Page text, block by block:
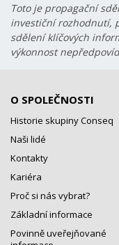
Toto je propagační
investiční rozhodnutí,
sdělení klíčových
výkonnost
O SPOLEČNOSTI
Historie skupiny Conseq
Naši lidé
Kontakty
Kariéra
Proč si nás vybrat?
Základní informace
Povinně uveřejňované